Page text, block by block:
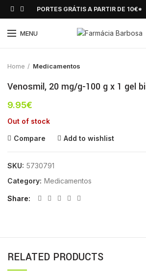
PORTES GRÁTIS A PARTIR DE 10€*
MENUClick to enlarge
Home Medicamentos
Venosmil, 20 mg/g-100 g x 1 gel
9.95€
Out of stock
Compare Add to wishlist
SKU: 5730791
Category: Medicamentos
Share
RELATED PRODUCTS